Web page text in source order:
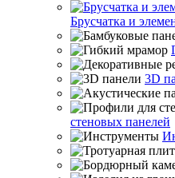
Брусчатка и
3D
стеновых панелей